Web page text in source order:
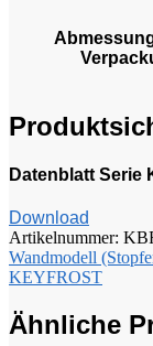
Datenblatt Serie
Download
Artikelnummer:
Wandmodell
KEYFROST
Ähnliche